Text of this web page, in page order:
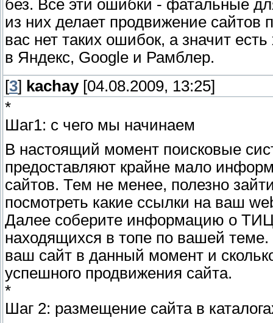
без. Все эти ошибки - фатальные
из них делает продвижение
вас нет таких ошибок, а значит
в Яндекс, Google и Рамблер.
[3] kachay[04.08.2009, 13:25]
*
Шаг1: с чего мы начинаем
В настоящий момент поисковые
предоставляют крайне мало
сайтов. Тем не менее, полезно
посмотреть какие ссылки на ваш
Далее соберите информацию о ТИЦ
находящихся в топе по вашей теме.
ваш сайт в данный момент и
успешного продвижения сайта.
*
Шаг 2: размещение сайта в